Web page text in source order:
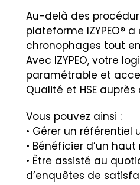
Au-delà des
plateforme IZYPEO®
chronophages tout
Avec IZYPEO, votre
paramétrable et
Qualité et HSE
Vous pouvez ainsi :
• Gérer un référentiel
• Bénéficier d’un
• Être assisté au
d’enquêtes de